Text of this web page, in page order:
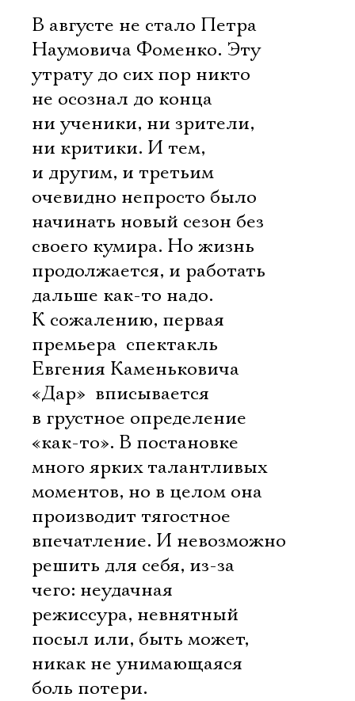
В августе не стало Петра
Наумовича Фоменко. Эту
утрату до сих пор никто
не осознал до конца 
ни ученики, ни зрители,
ни критики. И тем,
и другим, и третьим
очевидно непросто было
начинать новый сезон без
своего кумира. Но жизнь
продолжается, и работать
дальше как-то надо.
К сожалению, первая
премьера  спектакль
Евгения Каменьковича
«Дар»  вписывается
в грустное определение
«как-то». В постановке
много ярких талантливых
моментов, но в целом она
производит тягостное
впечатление. И невозможно
решить для себя, из-за
чего: неудачная
режиссура, невнятный
посыл или, быть может,
никак не унимающаяся
боль потери.